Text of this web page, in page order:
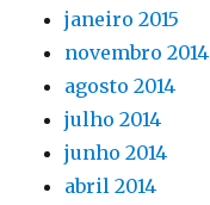
janeiro 2015
novembro 2014
agosto 2014
julho 2014
junho 2014
abril 2014